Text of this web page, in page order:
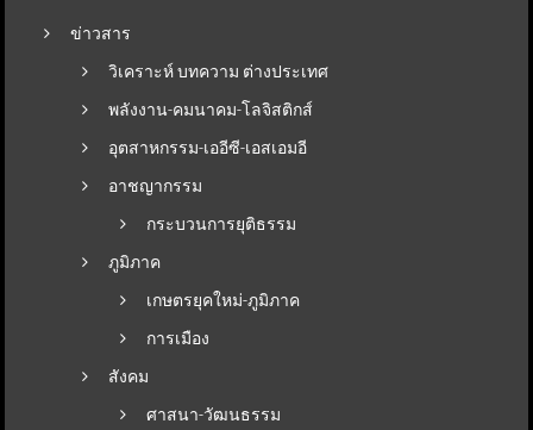
ข่าวสาร
วิเคราะห์ บทความ ต่างประเทศ
พลังงาน-คมนาคม-โลจิสติกส์
อุตสาหกรรม-เออีซี-เอสเอมอี
อาชญากรรม
กระบวนการยุติธรรม
ภูมิภาค
เกษตรยุคใหม่-ภูมิภาค
การเมือง
สังคม
ศาสนา-วัฒนธรรม